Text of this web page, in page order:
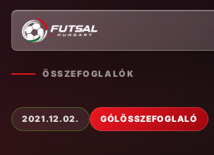
ÖSSZEFOGLALÓK
2021.12.02. GÓLÖSSZEFOGLALÓ